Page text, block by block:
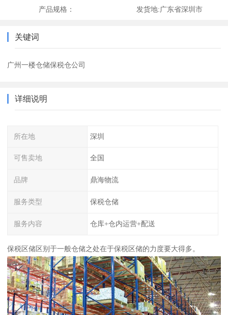
产品规格： 发货地:广东省深圳市
关键词
广州一楼仓储保税仓公司
详细说明
所在地 深圳
可售卖地 全国
品牌 鼎海物流
服务类型 保税仓储
服务内容 仓库+仓内运营+配送
保税区储区别于一般仓储之处在于保税区储的力度要大得多。